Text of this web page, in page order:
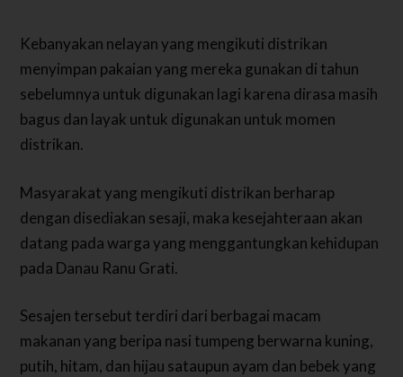
Kebanyakan nelayan yang mengikuti distrikan
menyimpan pakaian yang mereka gunakan di tahun
sebelumnya untuk digunakan lagi karena dirasa masih
bagus dan layak untuk digunakan untuk momen
distrikan.
Masyarakat yang mengikuti distrikan berharap
dengan disediakan sesaji, maka kesejahteraan akan
datang pada warga yang menggantungkan kehidupan
pada Danau Ranu Grati.
Sesajen tersebut terdiri dari berbagai macam
makanan yang beripa nasi tumpeng berwarna kuning,
putih, hitam, dan hijau sataupun ayam dan bebek yang